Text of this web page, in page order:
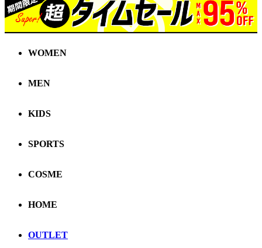
WOMEN
MEN
KIDS
SPORTS
COSME
HOME
OUTLET